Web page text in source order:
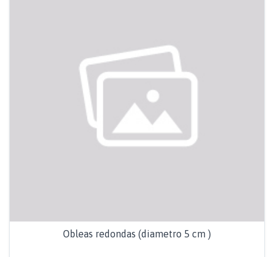
Obleas redondas (diametro 5 cm )